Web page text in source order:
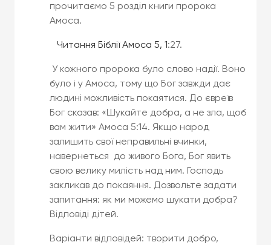
прочитаємо 5 розділ книги пророка
Амоса.
Читання Біблії Амоса 5, 1:27.
У кожного пророка було слово надії. Воно
було і у Амоса, тому що Бог завжди дає
людині можливість покаятися. До євреїв
Бог сказав: «Шукайте добра, а не зла, щоб
вам жити» Амоса 5:14. Якщо народ
залишить свої неправильні вчинки,
навернеться до живого Бога, Бог явить
свою велику милість над ним. Господь
закликав до покаяння. Дозвольте задати
запитання: як ми можемо шукати добра?
Відповіді дітей.
Варіанти відповідей: творити добро,